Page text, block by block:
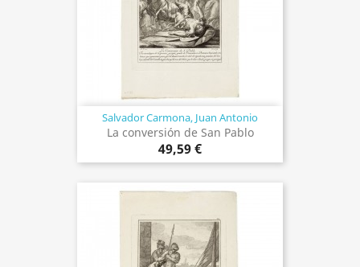
Salvador Carmona, Juan Antonio
La conversión de San Pablo
49,59 €